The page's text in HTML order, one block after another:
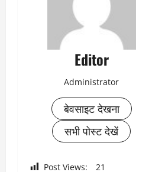
Editor
Administrator
बेवसाइट देखना
सभी पोस्ट देखें
Post Views: 21